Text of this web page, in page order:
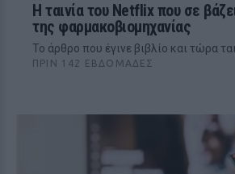
Η ταινία του Netflix που σε
της φαρμακοβιομηχανίας
Το άρθρο που έγινε βιβλίο και τώρα
ΠΡΙΝ 142 ΕΒΔΟΜΆΔΕΣ